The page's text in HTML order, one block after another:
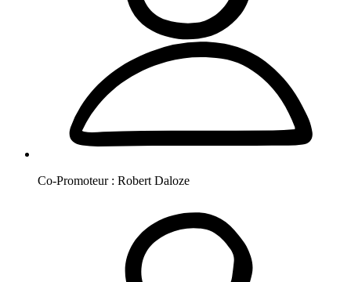
Co-Promoteur : Robert Daloze